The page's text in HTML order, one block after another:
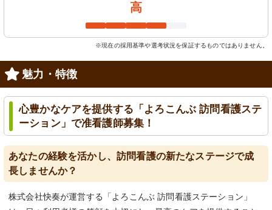
高
※現在の採用基準や選考状況を保証するものではありません。
魅力・特徴
心豊かなケアを提供する「よろこんぶ 訪問看護ステ
ーション」で准看護師募集！
あなたの経験を活かし、訪問看護の新たなステージで成
長しませんか？
株式会社快奏が運営する「よろこんぶ 訪問看護ステーション」